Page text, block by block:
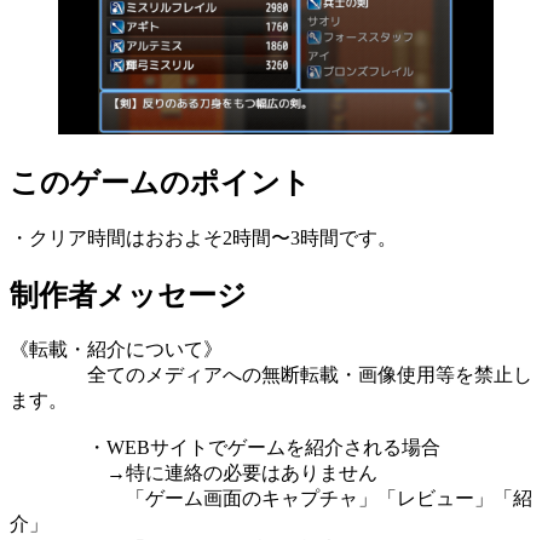
このゲームのポイント
・クリア時間はおおよそ2時間〜3時間です。
制作者メッセージ
《転載・紹介について》
全てのメディアへの無断転載・画像使用等を禁止し
ます。
・WEBサイトでゲームを紹介される場合
→特に連絡の必要はありません
「ゲーム画面のキャプチャ」「レビュー」「紹
介」